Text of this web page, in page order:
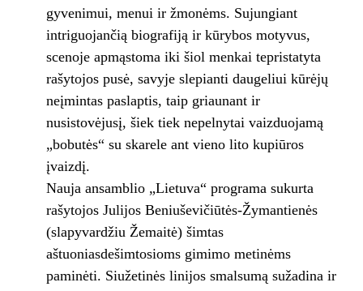
gyvenimui, menui ir žmonėms. Sujungiant
intriguojančią biografiją ir kūrybos motyvus,
scenoje apmąstoma iki šiol menkai tepristatyta
rašytojos pusė, savyje slepianti daugeliui kūrėjų
neįmintas paslaptis, taip griaunant ir
nusistovėjusį, šiek tiek nepelnytai vaizduojamą
„bobutės“ su skarele ant vieno lito kupiūros
įvaizdį.
Nauja ansamblio „Lietuva“ programa sukurta
rašytojos Julijos Beniuševičiūtės-Žymantienės
(slapyvardžiu Žemaitė) šimtas
aštuoniasdešimtosioms gimimo metinėms
paminėti. Siužetinės linijos smalsumą sužadina ir